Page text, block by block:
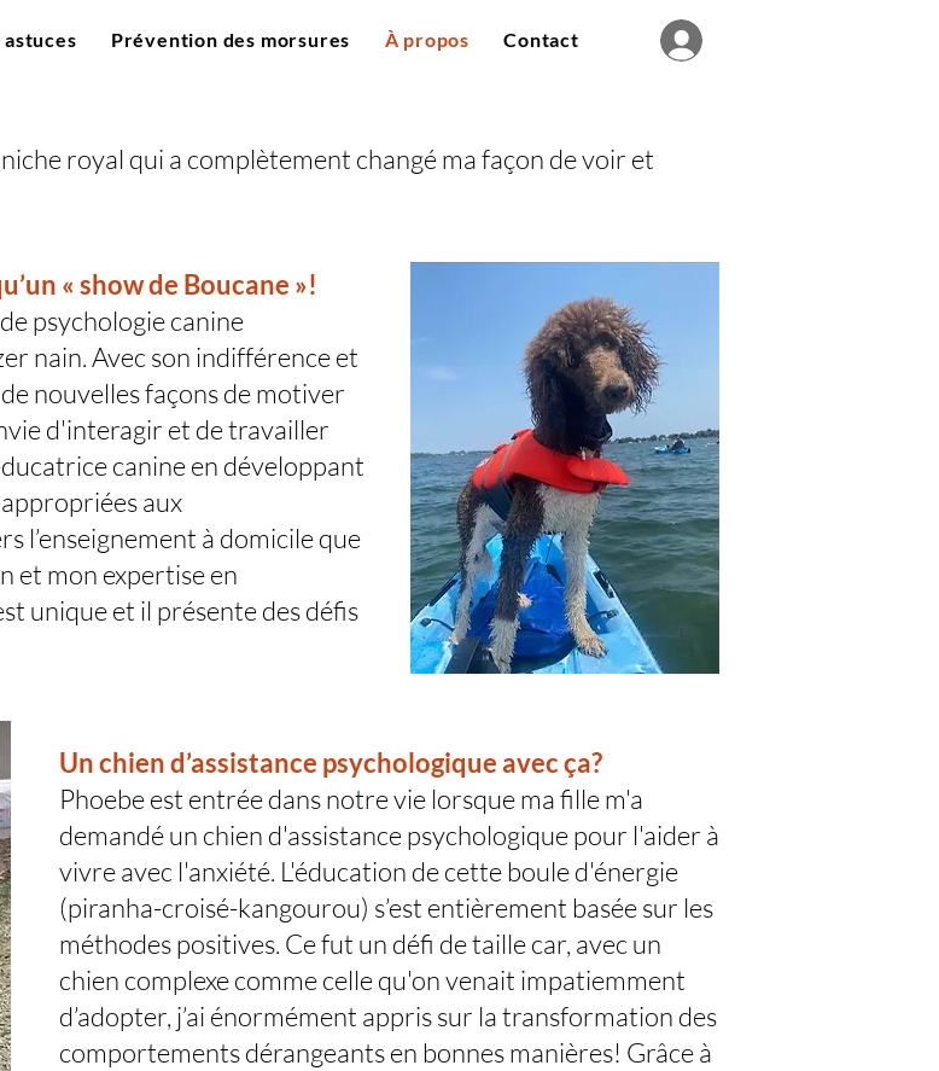
Prévention des morsures À propos Contact
royal qui a complètement changé ma façon de voir et
« show de Boucane »!
psychologie canine
nain. Avec son indifférence et
nouvelles façons de motiver
d'interagir et de travailler
canine en développant
aux
l’enseignement à domicile que
et mon expertise en
unique et il présente des défis
Un chien d’assistance psychologique avec ça?
Phoebe est entrée dans notre vie lorsque ma fille m'a
demandé un chien d'assistance psychologique pour l'aider à
vivre avec l'anxiété. L'éducation de cette boule d'énergie
(piranha-croisé-kangourou) s’est entièrement basée sur les
méthodes positives. Ce fut un défi de taille car, avec un
chien complexe comme celle qu'on venait impatiemment
d’adopter, j’ai énormément appris sur la transformation des
comportements dérangeants en bonnes manières! Grâce à